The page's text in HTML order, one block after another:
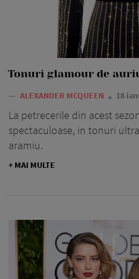
Tonuri glamour de
— ALEXANDER MCQUEEN 18
La petrecerile din acest
spectaculoase, in tonuri
aramiu.
+ MAI MULTE